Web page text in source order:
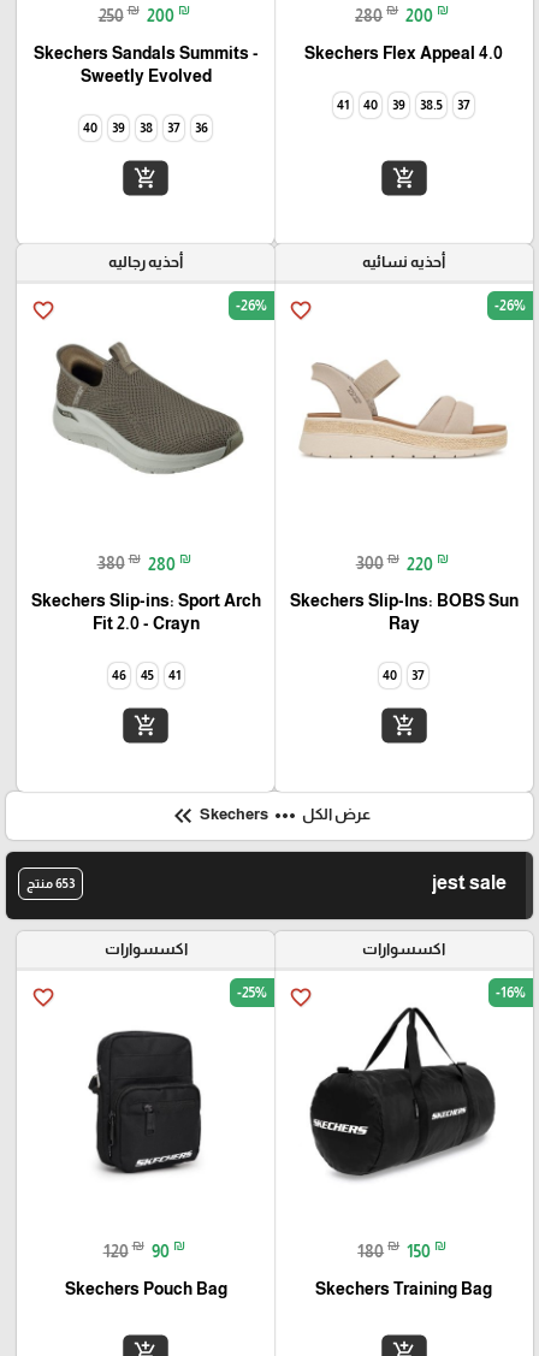
280 ₪ 200 ₪
Skechers Flex Appeal 4.0‏
37
38.5
39
40
41
add_shopping_cart
250 ₪ 200 ₪
Skechers Sandals Summits -
Sweetly Evolved‏
36
37
38
39
40
add_shopping_cart
أحذيه نسائيه
favorite_border -26%
300 ₪ 220 ₪
Skechers Slip-Ins: BOBS Sun
Ray
37
40
add_shopping_cart
أحذيه رجاليه
favorite_border -26%
380 ₪ 280 ₪
Skechers Slip-ins: Sport Arch
Fit 2.0 - Crayn
41
45
46
add_shopping_cart
عرض الكل more_horiz
keyboard_double_arrow_left
jest sale 653 منتج
اكسسوارات
favorite_border -16%
180 ₪ 150 ₪
Skechers Training Bag
اكسسوارات
favorite_border -25%
120 ₪ 90 ₪
Skechers Pouch Bag